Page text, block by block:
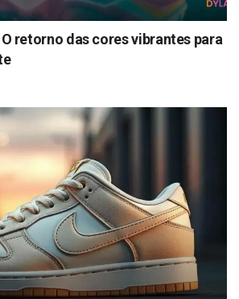
O retorno das cores vibrantes para